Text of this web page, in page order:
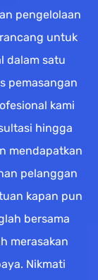
pengelolaan
untuk
dalam satu
pemasangan
kami
hingga
mendapatkan
pelanggan
kapan pun
bersama
merasakan
Nikmati